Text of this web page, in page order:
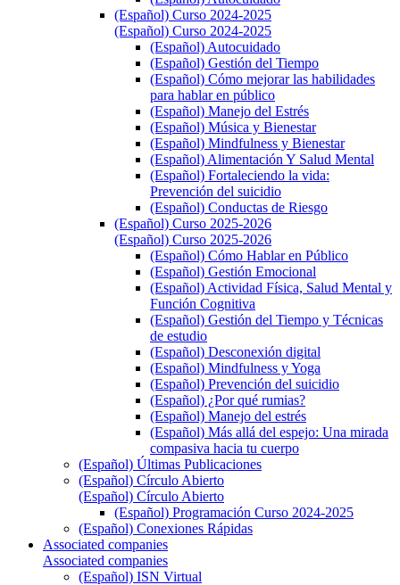
(Español) Curso 2024-2025
(Español) Curso 2024-2025
(Español) Autocuidado
(Español) Gestión del Tiempo
(Español) Cómo mejorar las habilidades
para hablar en público
(Español) Manejo del Estrés
(Español) Música y Bienestar
(Español) Mindfulness y Bienestar
(Español) Alimentación Y Salud Mental
(Español) Fortaleciendo la vida:
Prevención del suicidio
(Español) Conductas de Riesgo
(Español) Curso 2025-2026
(Español) Curso 2025-2026
(Español) Cómo Hablar en Público
(Español) Gestión Emocional
(Español) Actividad Física, Salud Mental y
Función Cognitiva
(Español) Gestión del Tiempo y Técnicas
de estudio
(Español) Desconexión digital
(Español) Mindfulness y Yoga
(Español) Prevención del suicidio
(Español) ¿Por qué rumias?
(Español) Manejo del estrés
(Español) Más allá del espejo: Una mirada
compasiva hacia tu cuerpo
(Español) Últimas Publicaciones
(Español) Círculo Abierto
(Español) Círculo Abierto
(Español) Programación Curso 2024-2025
(Español) Conexiones Rápidas
Associated companies
Associated companies
(Español) ISN Virtual